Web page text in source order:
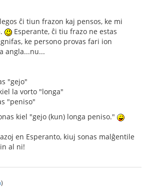
ĉi tiun frazon kaj pensos, ke mi
Esperante, ĉi tiu frazo ne estas
ke persono provas fari ion
angla...nu...
"gejo"
la vorto "longa"
"peniso"
kiel "gejo (kun) longa peniso."
en Esperanto, kiuj sonas malĝentile
al ni!
)